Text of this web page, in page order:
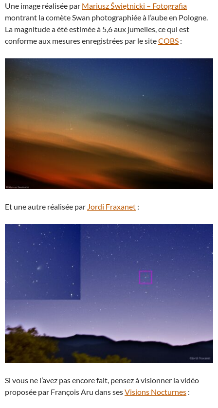
Une image réalisée par Mariusz Świętnicki – Fotografia
montrant la comète Swan photographiée à l’aube en Pologne.
La magnitude a été estimée à 5,6 aux jumelles, ce qui est
conforme aux mesures enregistrées par le siteCOBS :
Et une autre réalisée par Jordi Fraxanet :
Si vous ne l’avez pas encore fait, pensez à visionner la vidéo
proposée par François Aru dans sesVisions Nocturnes :